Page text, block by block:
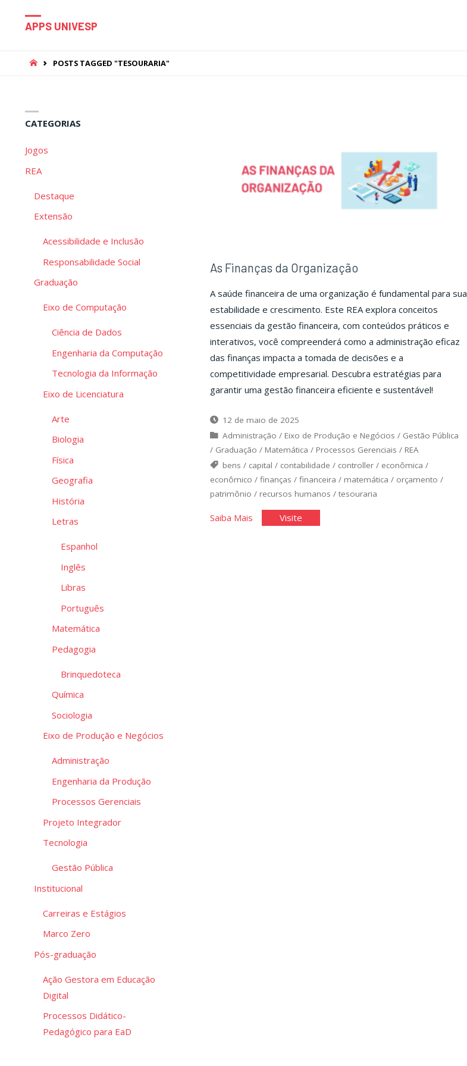
APPS UNIVESP
HOMEPOSTS TAGGED "TESOURARIA"
As Finanças da Organização
A saúde financeira de uma organização é fundamental para sua
estabilidade e crescimento. Este REA explora conceitos
essenciais da gestão financeira, com conteúdos práticos e
interativos, você compreenderá como a administração eficaz
das finanças impacta a tomada de decisões e a
competitividade empresarial. Descubra estratégias para
garantir uma gestão financeira eficiente e sustentável!
12 de maio de 2025
Administração / Eixo de Produção e Negócios / Gestão Pública
/ Graduação / Matemática / Processos Gerenciais / REA
bens / capital / contabilidade / controller / econômica /
econômico / finanças / financeira / matemática / orçamento /
patrimônio / recursos humanos / tesouraria
Saiba Mais"As
Visite"As
CATEGORIAS
Jogos
REA
Destaque
Extensão
Acessibilidade e Inclusão
Responsabilidade Social
Graduação
Eixo de Computação
Ciência de Dados
Engenharia da Computação
Tecnologia da Informação
Eixo de Licenciatura
Arte
Biologia
Física
Geografia
História
Letras
Espanhol
Inglês
Libras
Português
Matemática
Pedagogia
Brinquedoteca
Química
Sociologia
Eixo de Produção e Negócios
Administração
Engenharia da Produção
Processos Gerenciais
Projeto Integrador
Tecnologia
Gestão Pública
Institucional
Carreiras e Estágios
Marco Zero
Pós-graduação
Ação Gestora em Educação
Digital
Processos Didático-
Pedagógico para EaD